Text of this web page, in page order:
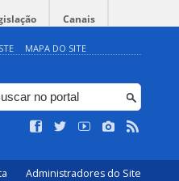
Canais
MAPA DO SITE
Administradores do Site